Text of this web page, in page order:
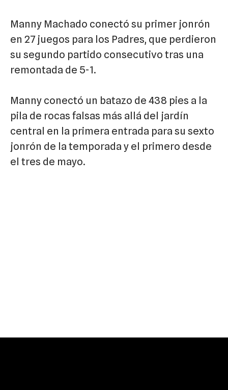
Manny Machado conectó su primer jonrón
en 27 juegos para los Padres, que perdieron
su segundo partido consecutivo tras una
remontada de 5-1.
Manny conectó un batazo de 438 pies a la
pila de rocas falsas más allá del jardín
central en la primera entrada para su sexto
jonrón de la temporada y el primero desde
el tres de mayo.